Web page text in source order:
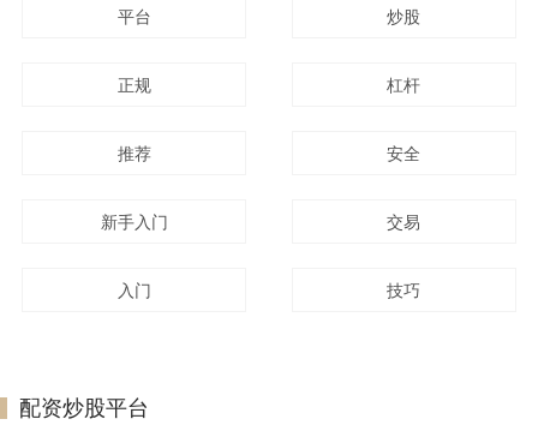
平台 炒股
正规 杠杆
推荐 安全
新手入门 交易
入门 技巧
配资炒股平台